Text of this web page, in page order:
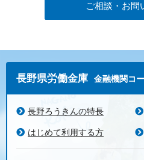
ご相談・お問
長野県労働金庫 金融機関コ
長野ろうきんの特長
はじめて利用する方